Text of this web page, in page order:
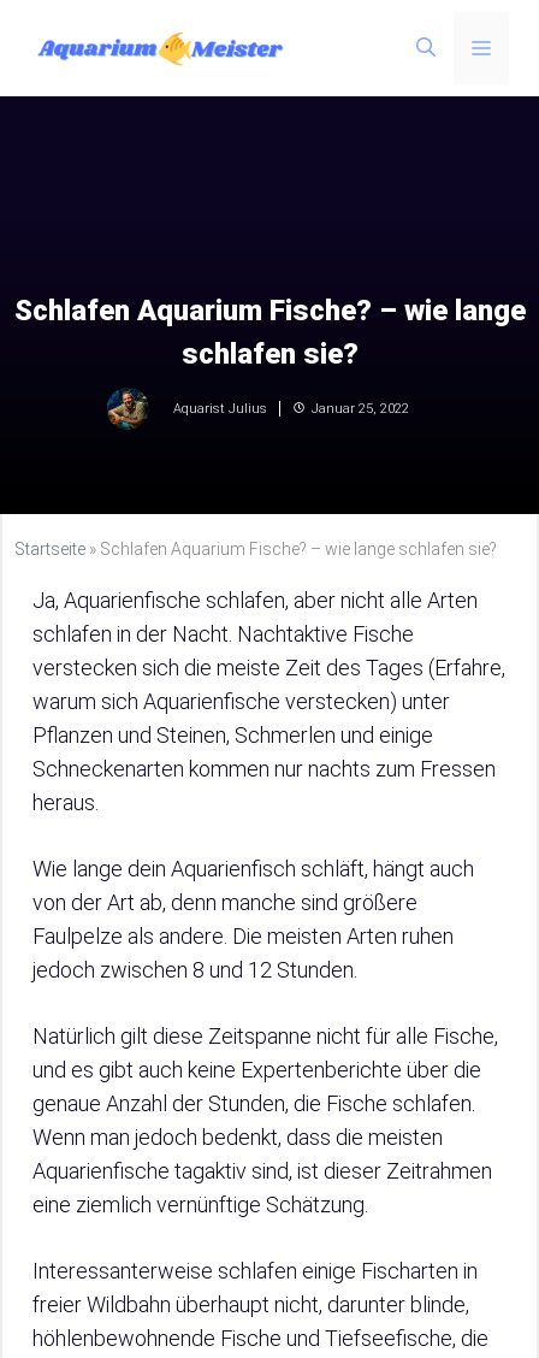
Inhalt
Menü
Schlafen Aquarium Fische? – wie lange
schlafen sie?
Aquarist Julius Januar 25, 2022
Startseite » Schlafen Aquarium Fische? – wie lange schlafen sie?
Ja, Aquarienfische schlafen, aber nicht alle Arten
schlafen in der Nacht. Nachtaktive Fische
verstecken sich die meiste Zeit des Tages (Erfahre,
warum sich Aquarienfische verstecken) unter
Pflanzen und Steinen, Schmerlen und einige
Schneckenarten kommen nur nachts zum Fressen
heraus.
Wie lange dein Aquarienfisch schläft, hängt auch
von der Art ab, denn manche sind größere
Faulpelze als andere. Die meisten Arten ruhen
jedoch zwischen 8 und 12 Stunden.
Natürlich gilt diese Zeitspanne nicht für alle Fische,
und es gibt auch keine Expertenberichte über die
genaue Anzahl der Stunden, die Fische schlafen.
Wenn man jedoch bedenkt, dass die meisten
Aquarienfische tagaktiv sind, ist dieser Zeitrahmen
eine ziemlich vernünftige Schätzung.
Interessanterweise schlafen einige Fischarten in
freier Wildbahn überhaupt nicht, darunter blinde,
höhlenbewohnende Fische und Tiefseefische, die